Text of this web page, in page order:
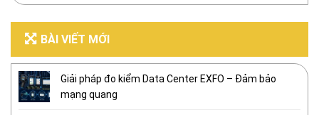
BÀI VIẾT MỚI
Giải pháp đo kiểm Data Center EXFO – Đảm bảo
mạng quang